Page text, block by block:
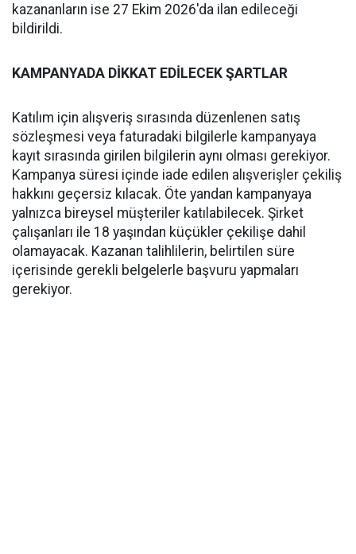
kazananların ise 27 Ekim 2026'da ilan edileceği
bildirildi.
KAMPANYADA DİKKAT EDİLECEK ŞARTLAR
Katılım için alışveriş sırasında düzenlenen satış
sözleşmesi veya faturadaki bilgilerle kampanyaya
kayıt sırasında girilen bilgilerin aynı olması gerekiyor.
Kampanya süresi içinde iade edilen alışverişler çekiliş
hakkını geçersiz kılacak. Öte yandan kampanyaya
yalnızca bireysel müşteriler katılabilecek. Şirket
çalışanları ile 18 yaşından küçükler çekilişe dahil
olamayacak. Kazanan talihlilerin, belirtilen süre
içerisinde gerekli belgelerle başvuru yapmaları
gerekiyor.